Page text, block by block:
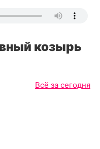
козырь
Всё за сегодня